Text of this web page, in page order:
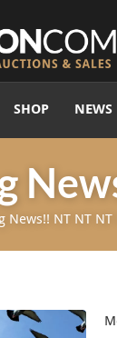
SHOP NEWS
News!! NT NT NT